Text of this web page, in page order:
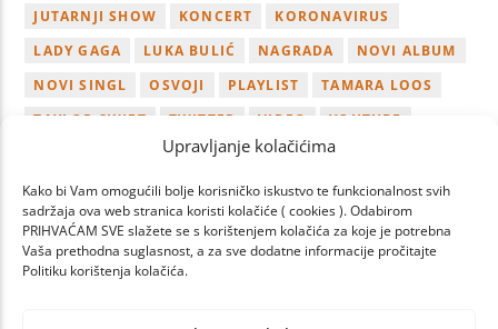
Upravljanje kolačićima
Kako bi Vam omogućili bolje korisničko iskustvo te funkcionalnost svih
sadržaja ova web stranica koristi kolačiće ( cookies ). Odabirom
PRIHVAĆAM SVE slažete se s korištenjem kolačića za koje je potrebna
Vaša prethodna suglasnost, a za sve dodatne informacije pročitajte
Politiku korištenja kolačića.
JUTARNJI SHOW
KONCERT
KORONAVIRUS
LADY GAGA
LUKA BULIĆ NAGRADA
NOVI ALBUM
NOVI SINGL
OSVOJI PLAYLIST
TAMARA LOOS
TAYLOR SWIFT
TWITTER VIDEO
YOUTUBE